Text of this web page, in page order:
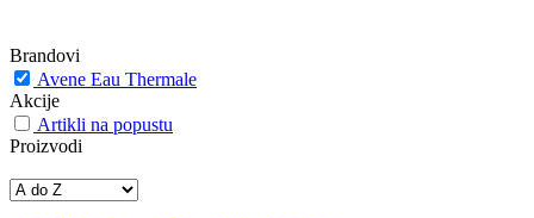
Brandovi
Avene Eau Thermale
Akcije
Artikli na popustu
Proizvodi